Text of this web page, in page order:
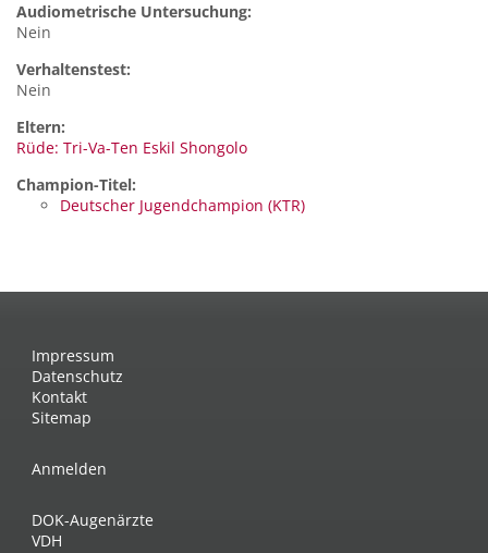
Audiometrische Untersuchung:
Nein
Verhaltenstest:
Nein
Eltern:
Rüde: Tri-Va-Ten Eskil Shongolo
Champion-Titel:
Deutscher Jugendchampion (KTR)
Impressum
Datenschutz
Kontakt
Sitemap
Anmelden
DOK-Augenärzte
VDH